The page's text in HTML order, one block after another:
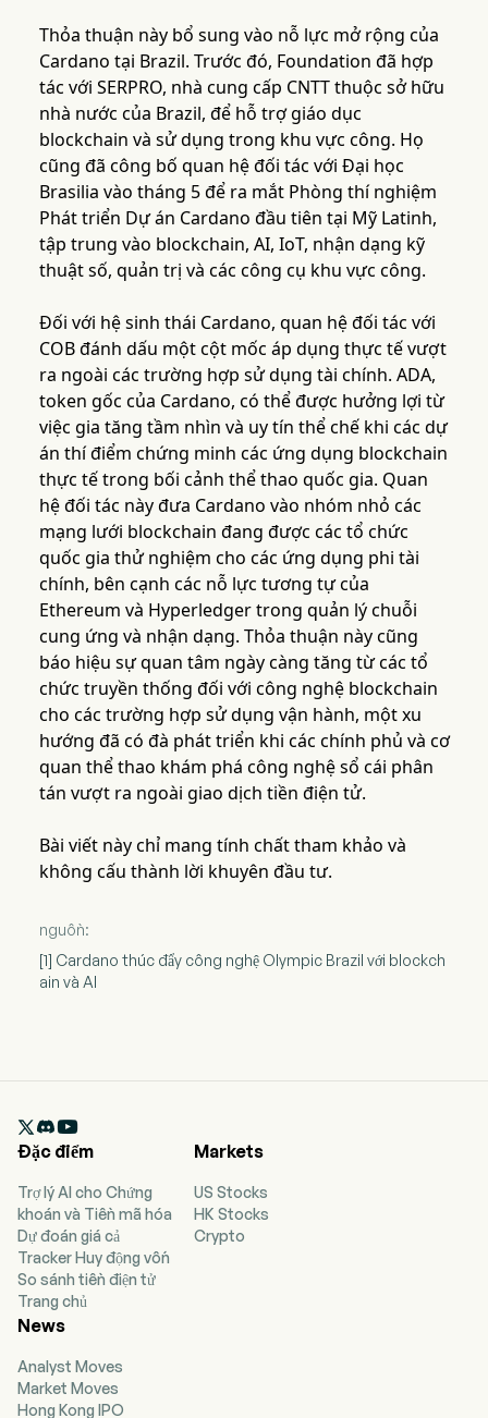
Thỏa thuận này bổ sung vào nỗ lực mở rộng của
Cardano tại Brazil. Trước đó, Foundation đã hợp
tác với SERPRO, nhà cung cấp CNTT thuộc sở hữu
nhà nước của Brazil, để hỗ trợ giáo dục
blockchain và sử dụng trong khu vực công. Họ
cũng đã công bố quan hệ đối tác với Đại học
Brasilia vào tháng 5 để ra mắt Phòng thí nghiệm
Phát triển Dự án Cardano đầu tiên tại Mỹ Latinh,
tập trung vào blockchain, AI, IoT, nhận dạng kỹ
thuật số, quản trị và các công cụ khu vực công.
Đối với hệ sinh thái Cardano, quan hệ đối tác với
COB đánh dấu một cột mốc áp dụng thực tế vượt
ra ngoài các trường hợp sử dụng tài chính. ADA,
token gốc của Cardano, có thể được hưởng lợi từ
việc gia tăng tầm nhìn và uy tín thể chế khi các dự
án thí điểm chứng minh các ứng dụng blockchain
thực tế trong bối cảnh thể thao quốc gia. Quan
hệ đối tác này đưa Cardano vào nhóm nhỏ các
mạng lưới blockchain đang được các tổ chức
quốc gia thử nghiệm cho các ứng dụng phi tài
chính, bên cạnh các nỗ lực tương tự của
Ethereum và Hyperledger trong quản lý chuỗi
cung ứng và nhận dạng. Thỏa thuận này cũng
báo hiệu sự quan tâm ngày càng tăng từ các tổ
chức truyền thống đối với công nghệ blockchain
cho các trường hợp sử dụng vận hành, một xu
hướng đã có đà phát triển khi các chính phủ và cơ
quan thể thao khám phá công nghệ sổ cái phân
tán vượt ra ngoài giao dịch tiền điện tử.
Bài viết này chỉ mang tính chất tham khảo và
không cấu thành lời khuyên đầu tư.
nguồn:
[1] Cardano thúc đẩy công nghệ Olympic Brazil với blockch
ain và AI

Đặc điểm
Trợ lý AI cho Chứng
khoán và Tiền mã hóa
Dự đoán giá cả
Tracker Huy động vốn
So sánh tiền điện tử
Trang chủ
Markets
US Stocks
HK Stocks
Crypto
News
Analyst Moves
Market Moves
Hong Kong IPO